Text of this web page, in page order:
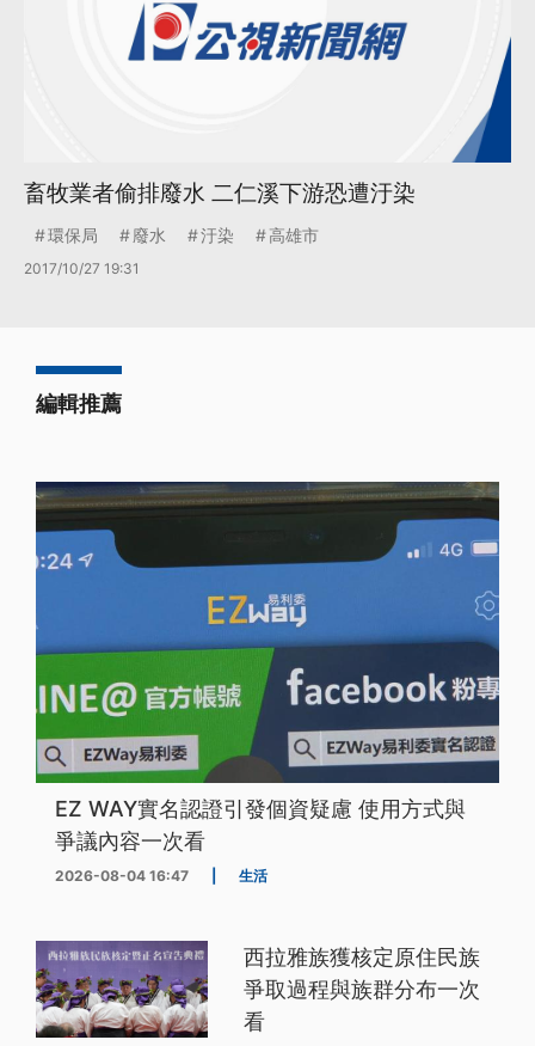
畜牧業者偷排廢水 二仁溪下游恐遭汙染
環保局 廢水 汙染 高雄市
2017/10/27 19:31
編輯推薦
EZ WAY實名認證引發個資疑慮 使用方式與
爭議內容一次看
2026-08-04 16:47 生活
西拉雅族獲核定原住民族
爭取過程與族群分布一次
看